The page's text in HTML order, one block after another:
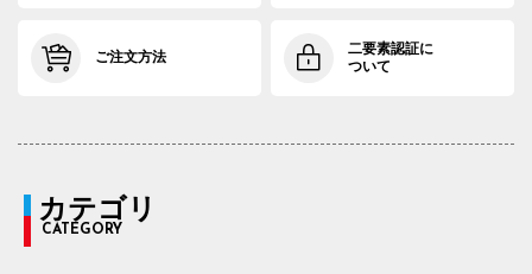
ご注文方法
二要素認証に
ついて
カテゴリ
CATEGORY